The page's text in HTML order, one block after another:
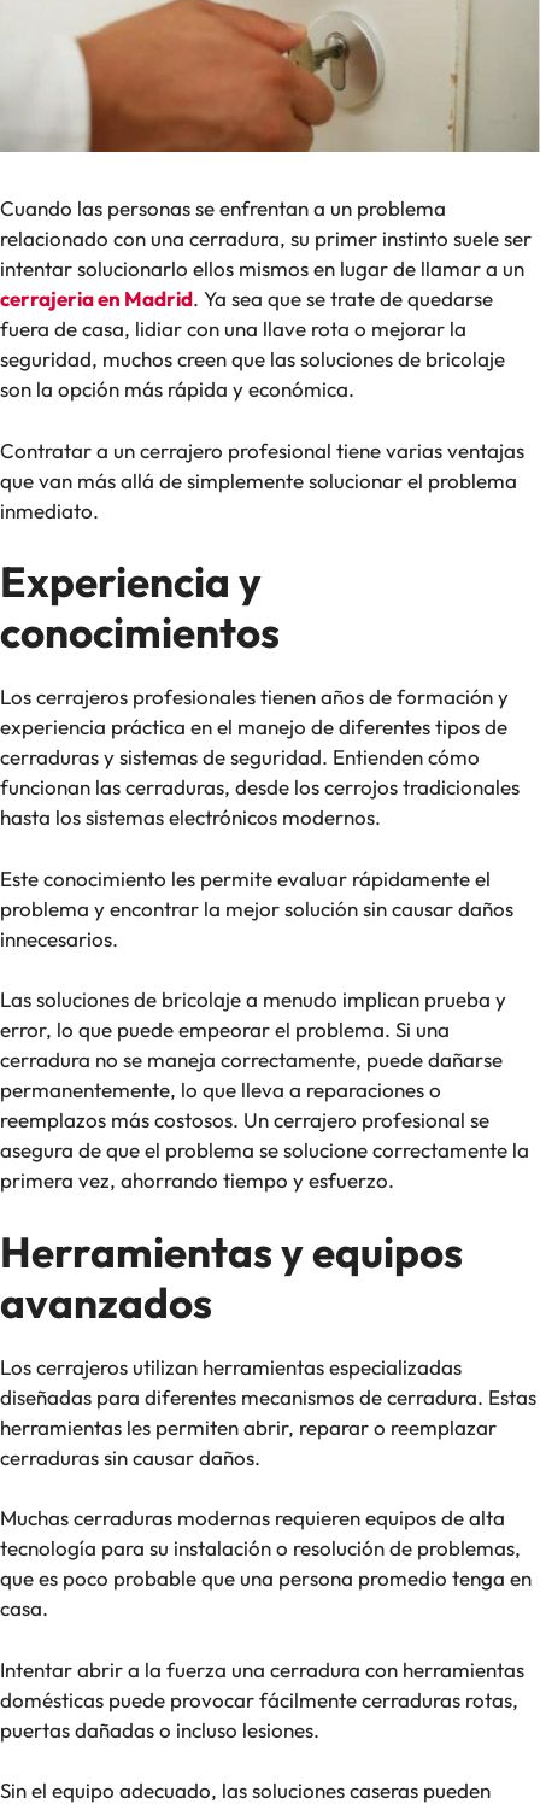
Cuando las personas se enfrentan a un problema
relacionado con una cerradura, su primer instinto suele ser
intentar solucionarlo ellos mismos en lugar de llamar a un
cerrajeria en Madrid. Ya sea que se trate de quedarse
fuera de casa, lidiar con una llave rota o mejorar la
seguridad, muchos creen que las soluciones de bricolaje
son la opción más rápida y económica.
Contratar a un cerrajero profesional tiene varias ventajas
que van más allá de simplemente solucionar el problema
inmediato.
Experiencia y
conocimientos
Los cerrajeros profesionales tienen años de formación y
experiencia práctica en el manejo de diferentes tipos de
cerraduras y sistemas de seguridad. Entienden cómo
funcionan las cerraduras, desde los cerrojos tradicionales
hasta los sistemas electrónicos modernos.
Este conocimiento les permite evaluar rápidamente el
problema y encontrar la mejor solución sin causar daños
innecesarios.
Las soluciones de bricolaje a menudo implican prueba y
error, lo que puede empeorar el problema. Si una
cerradura no se maneja correctamente, puede dañarse
permanentemente, lo que lleva a reparaciones o
reemplazos más costosos. Un cerrajero profesional se
asegura de que el problema se solucione correctamente la
primera vez, ahorrando tiempo y esfuerzo.
Herramientas y equipos
avanzados
Los cerrajeros utilizan herramientas especializadas
diseñadas para diferentes mecanismos de cerradura. Estas
herramientas les permiten abrir, reparar o reemplazar
cerraduras sin causar daños.
Muchas cerraduras modernas requieren equipos de alta
tecnología para su instalación o resolución de problemas,
que es poco probable que una persona promedio tenga en
casa.
Intentar abrir a la fuerza una cerradura con herramientas
domésticas puede provocar fácilmente cerraduras rotas,
puertas dañadas o incluso lesiones.
Sin el equipo adecuado, las soluciones caseras pueden